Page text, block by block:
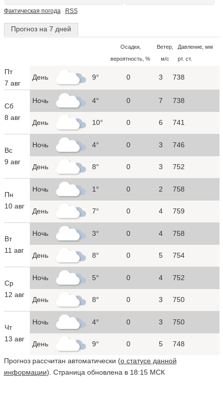
Фактическая погода RSS
Прогноз на 7 дней
Осадки,
вероятность, %
Ветер,
м/с
Давление, мм
рт. ст.
Пт
7 авг
День 9° 0 3 738
Сб
8 авг
Ночь 4° 0 7 738
День 10° 0 6 741
Вс
9 авг
Ночь 4° 0 3 746
День 8° 0 3 752
Пн
10 авг
Ночь 1° 0 2 758
День 7° 0 4 759
Вт
11 авг
Ночь 3° 0 4 758
День 8° 0 5 754
Ср
12 авг
Ночь 5° 0 4 752
День 8° 0 3 750
Чт
13 авг
Ночь 4° 0 3 750
День 9° 0 5 748
Прогноз рассчитан автоматически (о статусе данной
информации). Страница обновлена в 18:15 МСК